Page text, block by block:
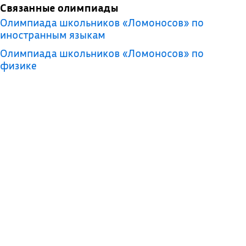
Связанные олимпиады
Олимпиада школьников «Ломоносов» по
иностранным языкам
Олимпиада школьников «Ломоносов» по
физике